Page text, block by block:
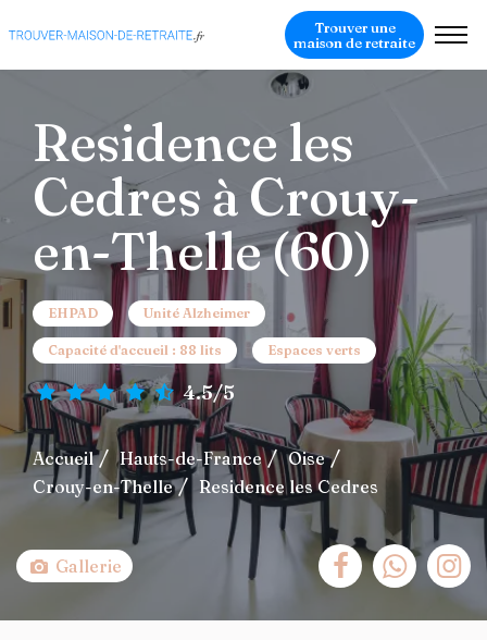
Trouver une
maison de retraite
Residence les
Cedres à Crouy-
en-Thelle (60)
EHPAD Unité Alzheimer
Capacité d'accueil : 88 lits Espaces verts
4.5/5
Accueil Hauts-de-France
Oise
Crouy-en-Thelle
Residence les Cedres
Gallerie